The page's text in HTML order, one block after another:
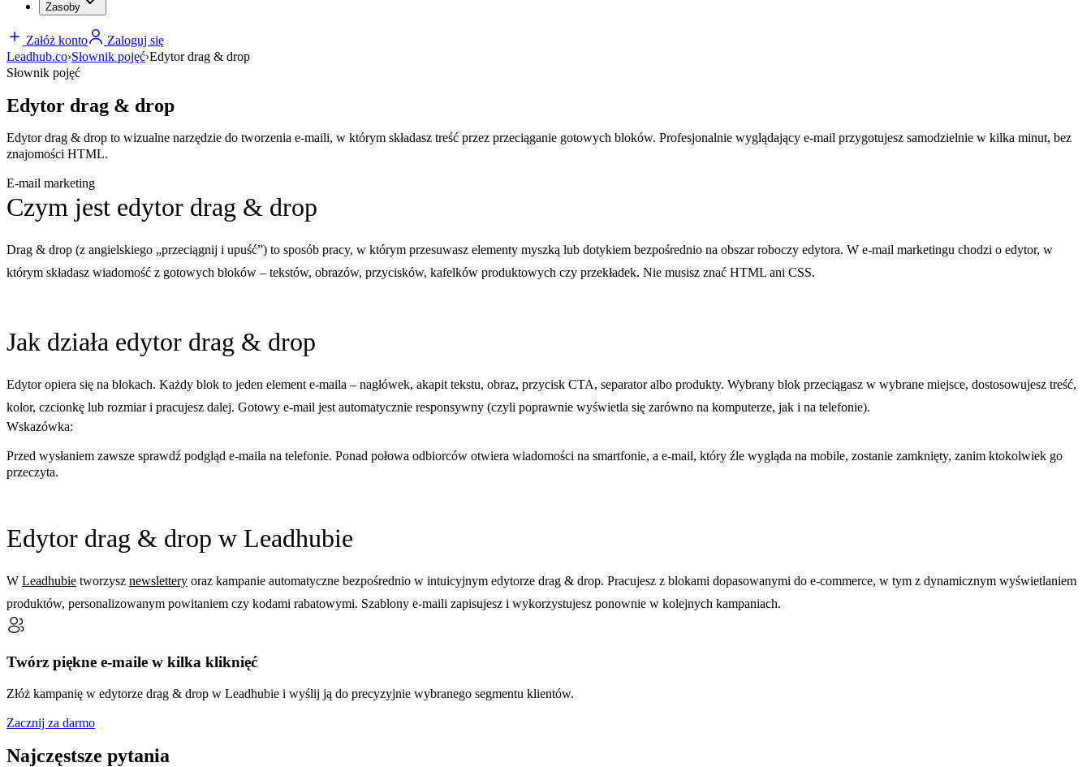
Zasoby
Załóż konto
Zaloguj się
Leadhub.co›Słownik pojęć›Edytor drag & drop
Słownik pojęć
Edytor drag & drop
Edytor drag & drop to wizualne narzędzie do tworzenia e-maili, w którym składasz treść przez przeciąganie gotowych bloków. Profesjonalnie wyglądający e-mail przygotujesz samodzielnie w kilka minut, bez
znajomości HTML.
E-mail marketing
Czym jest edytor drag & drop
Drag & drop (z angielskiego „przeciągnij i upuść”) to sposób pracy, w którym przesuwasz elementy myszką lub dotykiem bezpośrednio na obszar roboczy edytora. W e-mail marketingu chodzi o edytor, w
którym składasz wiadomość z gotowych bloków – tekstów, obrazów, przycisków, kafelków produktowych czy przekładek. Nie musisz znać HTML ani CSS.
Jak działa edytor drag & drop
Edytor opiera się na blokach. Każdy blok to jeden element e-maila – nagłówek, akapit tekstu, obraz, przycisk CTA, separator albo produkty. Wybrany blok przeciągasz w wybrane miejsce, dostosowujesz treść,
kolor, czcionkę lub rozmiar i pracujesz dalej. Gotowy e-mail jest automatycznie responsywny (czyli poprawnie wyświetla się zarówno na komputerze, jak i na telefonie).
Wskazówka:
Przed wysłaniem zawsze sprawdź podgląd e-maila na telefonie. Ponad połowa odbiorców otwiera wiadomości na smartfonie, a e-mail, który źle wygląda na mobile, zostanie zamknięty, zanim ktokolwiek go
przeczyta.
Edytor drag & drop w Leadhubie
W Leadhubie tworzysz newslettery oraz kampanie automatyczne bezpośrednio w intuicyjnym edytorze drag & drop. Pracujesz z blokami dopasowanymi do e-commerce, w tym z dynamicznym wyświetlaniem
produktów, personalizowanym powitaniem czy kodami rabatowymi. Szablony e-maili zapisujesz i wykorzystujesz ponownie w kolejnych kampaniach.
Twórz piękne e-maile w kilka kliknięć
Złóż kampanię w edytorze drag & drop w Leadhubie i wyślij ją do precyzyjnie wybranego segmentu klientów.
Zacznij za darmo
Najczęstsze pytania